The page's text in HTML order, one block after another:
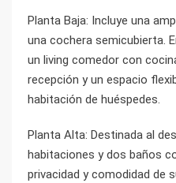
Planta Baja: Incluye una
una cochera semicubierta.
un living comedor con
recepción y un espacio
habitación de huéspedes.
Planta Alta: Destinada al
habitaciones y dos baños
privacidad y comodidad de